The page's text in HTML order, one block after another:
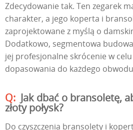
Zdecydowanie tak. Ten zegarek
charakter, a jego koperta i
zaprojektowane z myślą o
Dodatkowo, segmentowa
jej profesjonalne skrócenie w
dopasowania do każdego
Jak dbać o bransoletę,
złoty połysk?
Do czyszczenia bransolety i